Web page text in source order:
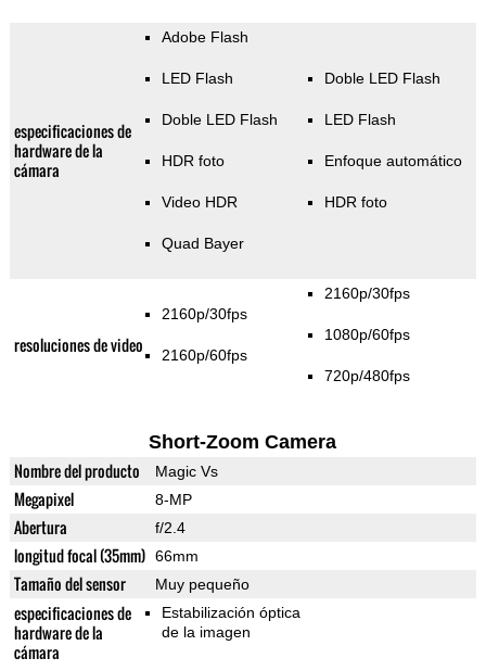
especificaciones de
hardware de la
cámara
Adobe Flash
LED Flash
Doble LED Flash
HDR foto
Video HDR
Quad Bayer
Doble LED Flash
LED Flash
Enfoque automático
HDR foto
resoluciones de video
2160p/30fps
2160p/60fps
2160p/30fps
1080p/60fps
720p/480fps
Short-Zoom Camera
Nombre del producto Magic Vs
Megapixel 8-MP
Abertura f/2.4
longitud focal (35mm) 66mm
Tamaño del sensor Muy pequeño
especificaciones de
hardware de la
cámara
Estabilización óptica
de la imagen